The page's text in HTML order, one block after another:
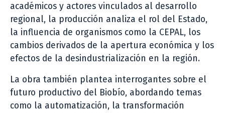
académicos y actores vinculados al desarrollo
regional, la producción analiza el rol del Estado,
la influencia de organismos como la CEPAL, los
cambios derivados de la apertura económica y los
efectos de la desindustrialización en la región.
La obra también plantea interrogantes sobre el
futuro productivo del Biobío, abordando temas
como la automatización, la transformación